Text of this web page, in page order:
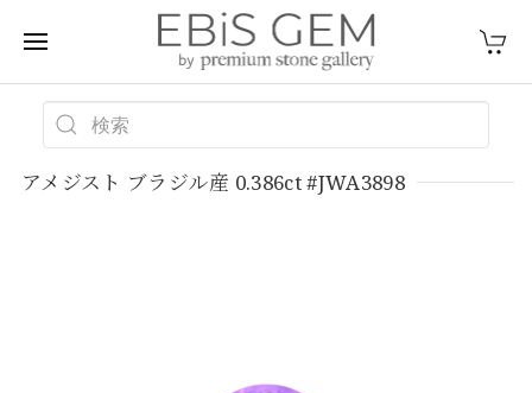
アメジスト ブラジル産 0.386ct #JWA3898